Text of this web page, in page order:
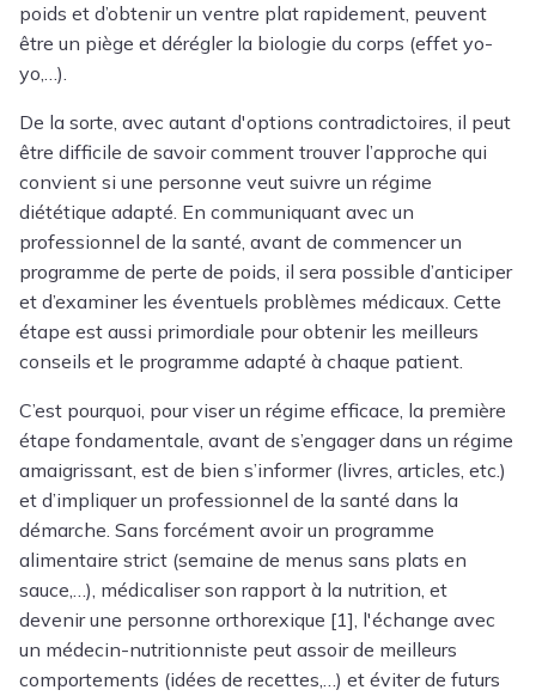
poids et d’obtenir un ventre plat rapidement, peuvent
être un piège et dérégler la biologie du corps (effet yo-
yo,…).
De la sorte, avec autant d'options contradictoires, il peut
être difficile de savoir comment trouver l’approche qui
convient si une personne veut suivre un régime
diététique adapté. En communiquant avec un
professionnel de la santé, avant de commencer un
programme de perte de poids, il sera possible d’anticiper
et d’examiner les éventuels problèmes médicaux. Cette
étape est aussi primordiale pour obtenir les meilleurs
conseils et le programme adapté à chaque patient.
C’est pourquoi, pour viser un régime efficace, la première
étape fondamentale, avant de s’engager dans un régime
amaigrissant, est de bien s’informer (livres, articles, etc.)
et d’impliquer un professionnel de la santé dans la
démarche. Sans forcément avoir un programme
alimentaire strict (semaine de menus sans plats en
sauce,…), médicaliser son rapport à la nutrition, et
devenir une personne orthorexique [1], l'échange avec
un médecin-nutritionniste peut assoir de meilleurs
comportements (idées de recettes,…) et éviter de futurs